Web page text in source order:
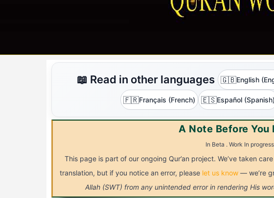
📖 Read in other languages 🇬🇧English
🇫🇷Français (French) 🇪🇸Español (Spanish)
A Note Before You
In Beta . Work In progress
This page is part of our ongoing Qur’an project. We’ve taken
translation, but if you notice an error, please let us know — we’re
Allah (SWT) from any unintended error in rendering His